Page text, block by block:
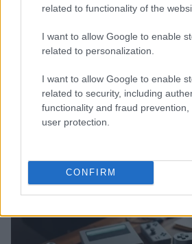
related to functionality of the
I want to allow Google to enable
related to personalization.
I want to allow Google to enable
related to security, including
functionality and fraud
user protection.
CONFIRM
Giochi del Mediterraneo Taranto
impianti sportivi che stanno
Ilaria Mauri · 28 Lug 2026